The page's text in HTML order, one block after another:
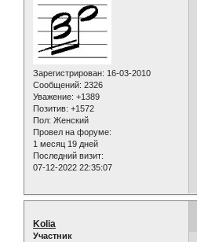
Зарегистрирован: 16-03-2010
Сообщений: 2326
Уважение: +1389
Позитив: +1572
Пол: Женский
Провел на форуме:
1 месяц 19 дней
Последний визит:
07-12-2022 22:35:07
Kolia
Участник